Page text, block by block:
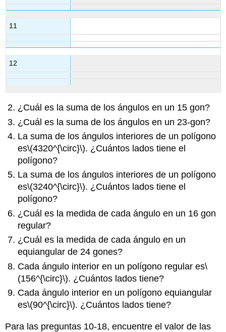
11
12
¿Cuál es la suma de los ángulos en un 15 gon?
¿Cuál es la suma de los ángulos en un 23-gon?
La suma de los ángulos interiores de un polígono
es\(4320^{\circ}\). ¿Cuántos lados tiene el
polígono?
La suma de los ángulos interiores de un polígono
es\(3240^{\circ}\). ¿Cuántos lados tiene el
polígono?
¿Cuál es la medida de cada ángulo en un 16 gon
regular?
¿Cuál es la medida de cada ángulo en un
equiangular de 24 gones?
Cada ángulo interior en un polígono regular es\
(156^{\circ}\). ¿Cuántos lados tiene?
Cada ángulo interior en un polígono equiangular
es\(90^{\circ}\). ¿Cuántos lados tiene?
Para las preguntas 10-18, encuentre el valor de las